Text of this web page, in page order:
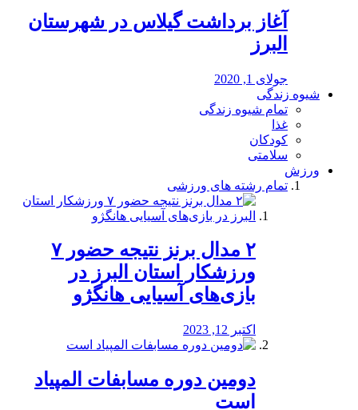
آغاز برداشت گیلاس در شهرستان
البرز
جولای 1, 2020
شیوه زندگی
تمام شیوه زندگی
غذا
کودکان
سلامتی
ورزش
تمام رشته های ورزشی
۲ مدال برنز نتیجه حضور ۷
ورزشکار استان البرز در
بازی‌های آسیایی هانگژو
اکتبر 12, 2023
دومین دوره مسابفات المپیاد
است